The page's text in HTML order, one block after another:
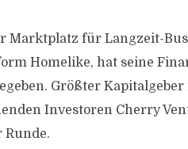
Marktplatz für Langzeit-
Homelike, hat seine
Größter
Investoren Cherry
Runde.